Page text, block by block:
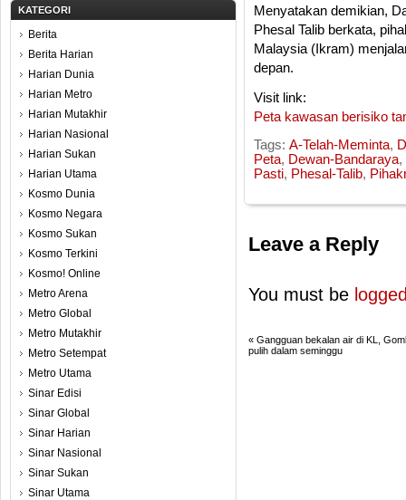
KATEGORI
Berita
Berita Harian
Harian Dunia
Harian Metro
Harian Mutakhir
Harian Nasional
Harian Sukan
Harian Utama
Kosmo Dunia
Kosmo Negara
Kosmo Sukan
Kosmo Terkini
Kosmo! Online
Metro Arena
Metro Global
Metro Mutakhir
Metro Setempat
Metro Utama
Sinar Edisi
Sinar Global
Sinar Harian
Sinar Nasional
Sinar Sukan
Sinar Utama
Menyatakan demikian,
Phesal Talib berkata,
Malaysia (Ikram)
depan.
Visit link:
Peta kawasan berisiko
Tags: A-Telah-Meminta,
Peta, Dewan-Bandaraya,
Pasti, Phesal-Talib,
Leave a Reply
You must be
« Gangguan bekalan air di KL,
pulih dalam seminggu